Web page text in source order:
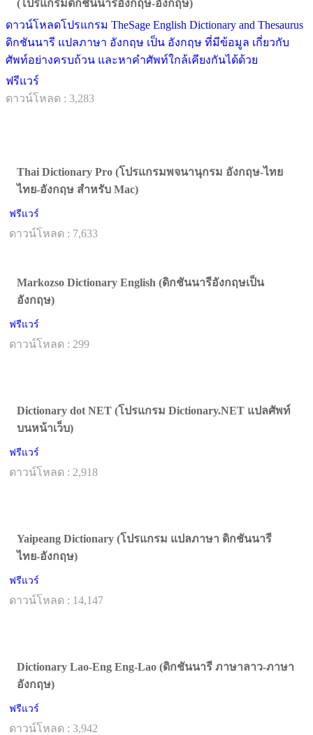
(โปรแกรมดิกชันนารีอังกฤษ-อังกฤษ)
ดาวน์โหลดโปรแกรม TheSage English Dictionary and Thesaurus
ดิกชันนารี แปลภาษา อังกฤษ เป็น อังกฤษ ที่มีข้อมูล เกี่ยวกับ
ศัพท์อย่างครบถ้วน และหาคำศัพท์ใกล้เคียงกันได้ด้วย
ฟรีแวร์
ดาวน์โหลด : 3,283
Thai Dictionary Pro (โปรแกรมพจนานุกรม อังกฤษ-ไทย
ไทย-อังกฤษ สำหรับ Mac)
ฟรีแวร์
ดาวน์โหลด : 7,633
Markozso Dictionary English (ดิกชันนารีอังกฤษเป็น
อังกฤษ)
ฟรีแวร์
ดาวน์โหลด : 299
Dictionary dot NET (โปรแกรม Dictionary.NET แปลศัพท์
บนหน้าเว็บ)
ฟรีแวร์
ดาวน์โหลด : 2,918
Yaipeang Dictionary (โปรแกรม แปลภาษา ดิกชันนารี
ไทย-อังกฤษ)
ฟรีแวร์
ดาวน์โหลด : 14,147
Dictionary Lao-Eng Eng-Lao (ดิกชันนารี ภาษาลาว-ภาษา
อังกฤษ)
ฟรีแวร์
ดาวน์โหลด : 3,942